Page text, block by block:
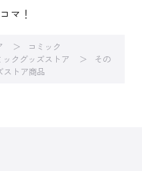
マ！
コミック
クグッズストア
その
ストア商品